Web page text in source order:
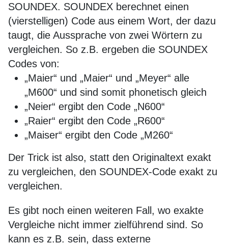
SOUNDEX. SOUNDEX berechnet einen
(vierstelligen) Code aus einem Wort, der dazu
taugt, die Aussprache von zwei Wörtern zu
vergleichen. So z.B. ergeben die SOUNDEX
Codes von:
„Maier“ und „Maier“ und „Meyer“ alle
„M600“ und sind somit phonetisch gleich
„Neier“ ergibt den Code „N600“
„Raier“ ergibt den Code „R600“
„Maiser“ ergibt den Code „M260“
Der Trick ist also, statt den Originaltext exakt
zu vergleichen, den SOUNDEX-Code exakt zu
vergleichen.
Es gibt noch einen weiteren Fall, wo exakte
Vergleiche nicht immer zielführend sind. So
kann es z.B. sein, dass externe